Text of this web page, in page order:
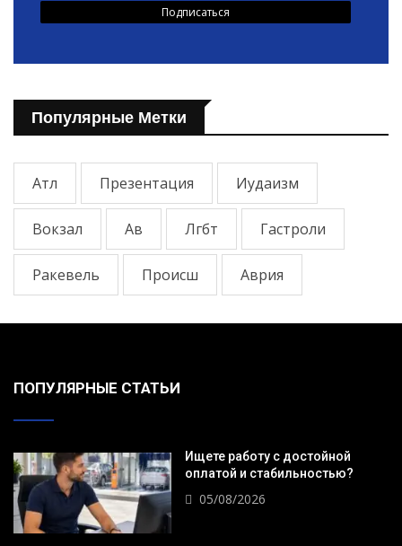
Популярные Метки
Атл Презентация Иудаизм
Вокзал Ав Лгбт Гастроли
Ракевель Происш Аврия
ПОПУЛЯРНЫЕ СТАТЬИ
Ищете работу с достойной
оплатой и стабильностью?
05/08/2026